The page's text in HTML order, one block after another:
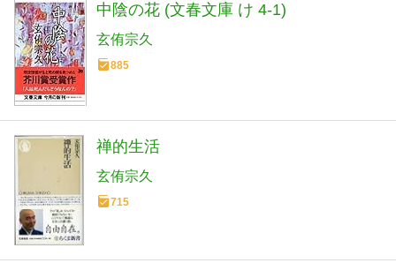
中陰の花 (文春文庫 け 4-1)
玄侑宗久
885
禅的生活
玄侑宗久
715